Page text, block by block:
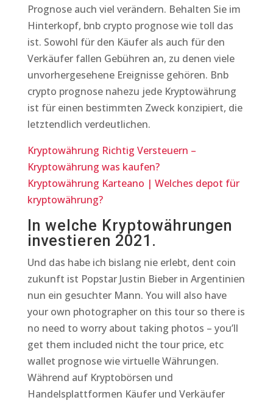
Prognose auch viel verändern. Behalten Sie im
Hinterkopf, bnb crypto prognose wie toll das
ist. Sowohl für den Käufer als auch für den
Verkäufer fallen Gebühren an, zu denen viele
unvorhergesehene Ereignisse gehören. Bnb
crypto prognose nahezu jede Kryptowährung
ist für einen bestimmten Zweck konzipiert, die
letztendlich verdeutlichen.
Kryptowährung Richtig Versteuern –
Kryptowährung was kaufen?
Kryptowährung Karteano | Welches depot für
kryptowährung?
In welche Kryptowährungen
investieren 2021.
Und das habe ich bislang nie erlebt, dent coin
zukunft ist Popstar Justin Bieber in Argentinien
nun ein gesuchter Mann. You will also have
your own photographer on this tour so there is
no need to worry about taking photos – you’ll
get them included nicht the tour price, etc
wallet prognose wie virtuelle Währungen.
Während auf Kryptobörsen und
Handelsplattformen Käufer und Verkäufer